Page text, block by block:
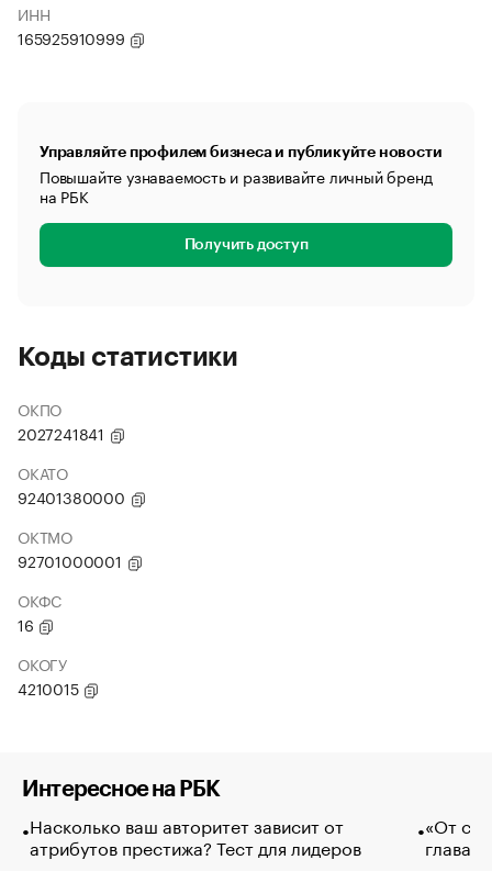
ИНН
165925910999
Управляйте профилем бизнеса и публикуйте новости
Повышайте узнаваемость и развивайте личный бренд
на РБК
Получить доступ
Коды статистики
ОКПО
2027241841
ОКАТО
92401380000
ОКТМО
92701000001
ОКФС
16
ОКОГУ
4210015
Интересное на РБК
Насколько ваш авторитет зависит от
атрибутов престижа? Тест для лидеров
«От
глава